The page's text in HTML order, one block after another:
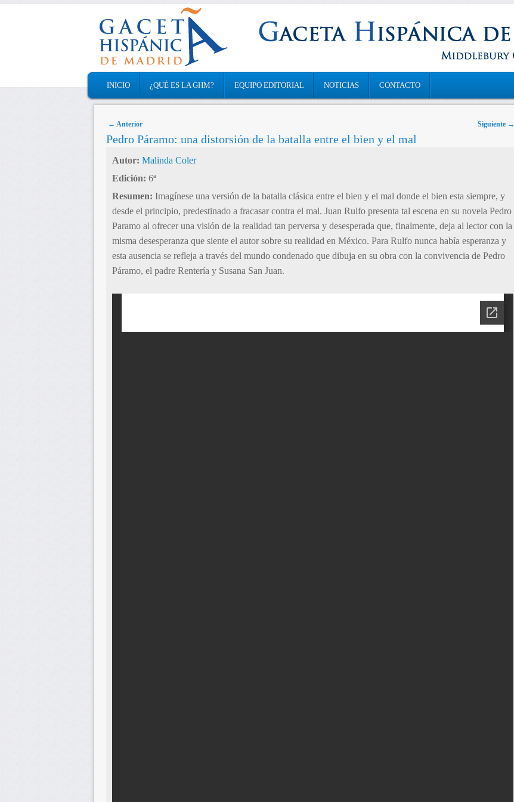
MAIN MENU
SKIP TO PRIMARY CONTENT
SKIP TO SECONDARY CONTENT
INICIO ¿QUÉ ES LA GHM? EQUIPO EDITORIAL NOTICIAS CONTACTO
Post navigation
← Anterior Siguiente →
Pedro Páramo: una distorsión de la batalla entre el bien y el mal
Autor: Malinda Coler
Edición: 6ª
Resumen: Imagínese una versión de la batalla clásica entre el bien y el mal donde el bien esta siempre, y
desde el principio, predestinado a fracasar contra el mal. Juan Rulfo presenta tal escena en su novela Pedro
Paramo al ofrecer una visión de la realidad tan perversa y desesperada que, finalmente, deja al lector con la
misma desesperanza que siente el autor sobre su realidad en México. Para Rulfo nunca había esperanza y
esta ausencia se refleja a través del mundo condenado que dibuja en su obra con la convivencia de Pedro
Páramo, el padre Rentería y Susana San Juan.